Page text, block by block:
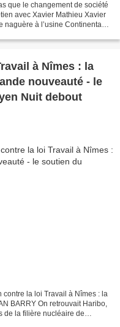
que le changement de société
avec Xavier Mathieu Xavier
naguère à l’usine Continental,
à Nîmes : la
nouveauté - le
Nuit debout
contre la loi Travail à Nîmes : la
BARRY On retrouvait Haribo,
de la filière nucléaire de